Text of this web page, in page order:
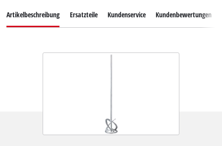
Artikelbeschreibung Ersatzteile Kundenservice Kundenbewertungen